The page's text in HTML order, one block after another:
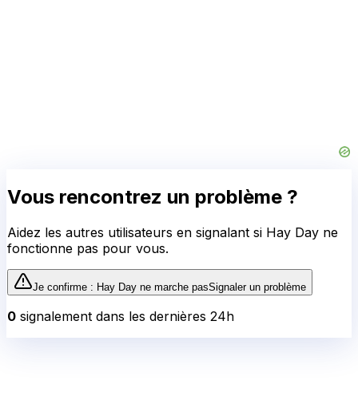
Vous rencontrez un problème ?
Aidez les autres utilisateurs en signalant si Hay Day ne
fonctionne pas pour vous.
Je confirme : Hay Day ne marche pasSignaler un problème
0 signalement dans les dernières 24h